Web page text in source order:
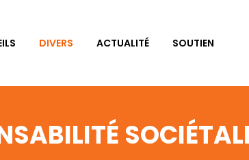
DIVERS ACTUALITÉ SOUTIEN